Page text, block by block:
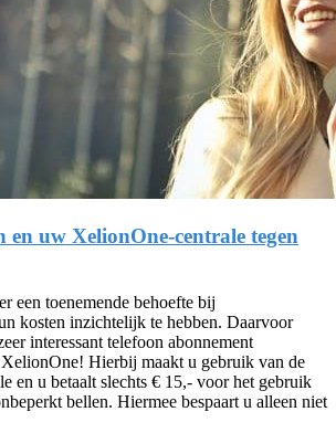
en uw XelionOne-centrale tegen
een toenemende behoefte bij
kosten inzichtelijk te hebben. Daarvoor
interessant telefoon abonnement
Hierbij maakt u gebruik van de
en u betaalt slechts € 15,- voor het gebruik
bellen. Hiermee bespaart u alleen niet